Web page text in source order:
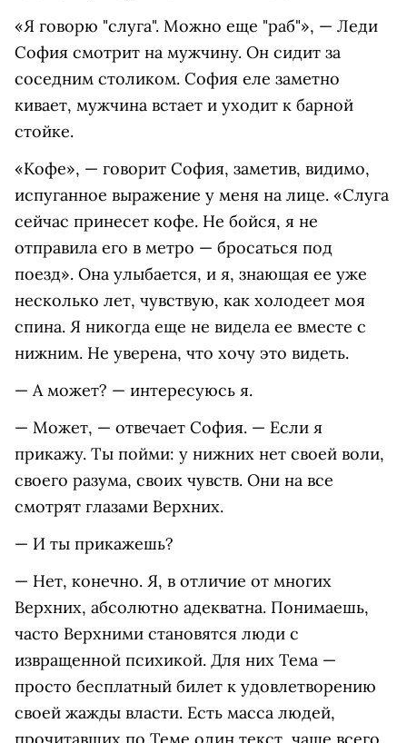
«Я говорю "слуга". Можно еще "раб"», — Леди
София смотрит на мужчину. Он сидит за
соседним столиком. София еле заметно
кивает, мужчина встает и уходит к барной
стойке.
«Кофе», — говорит София, заметив, видимо,
испуганное выражение у меня на лице. «Слуга
сейчас принесет кофе. Не бойся, я не
отправила его в метро — бросаться под
поезд». Она улыбается, и я, знающая ее уже
несколько лет, чувствую, как холодеет моя
спина. Я никогда еще не видела ее вместе с
нижним. Не уверена, что хочу это видеть.
— А может? — интересуюсь я.
— Может, — отвечает София. — Если я
прикажу. Ты пойми: у нижних нет своей воли,
своего разума, своих чувств. Они на все
смотрят глазами Верхних.
— И ты прикажешь?
— Нет, конечно. Я, в отличие от многих
Верхних, абсолютно адекватна. Понимаешь,
часто Верхними становятся люди с
извращенной психикой. Для них Тема —
просто бесплатный билет к удовлетворению
своей жажды власти. Есть масса людей,